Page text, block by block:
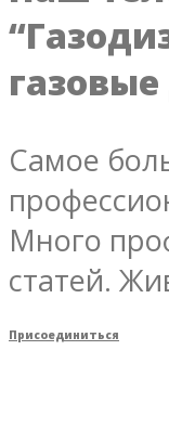
Самое
Много
статей.
Присоединиться